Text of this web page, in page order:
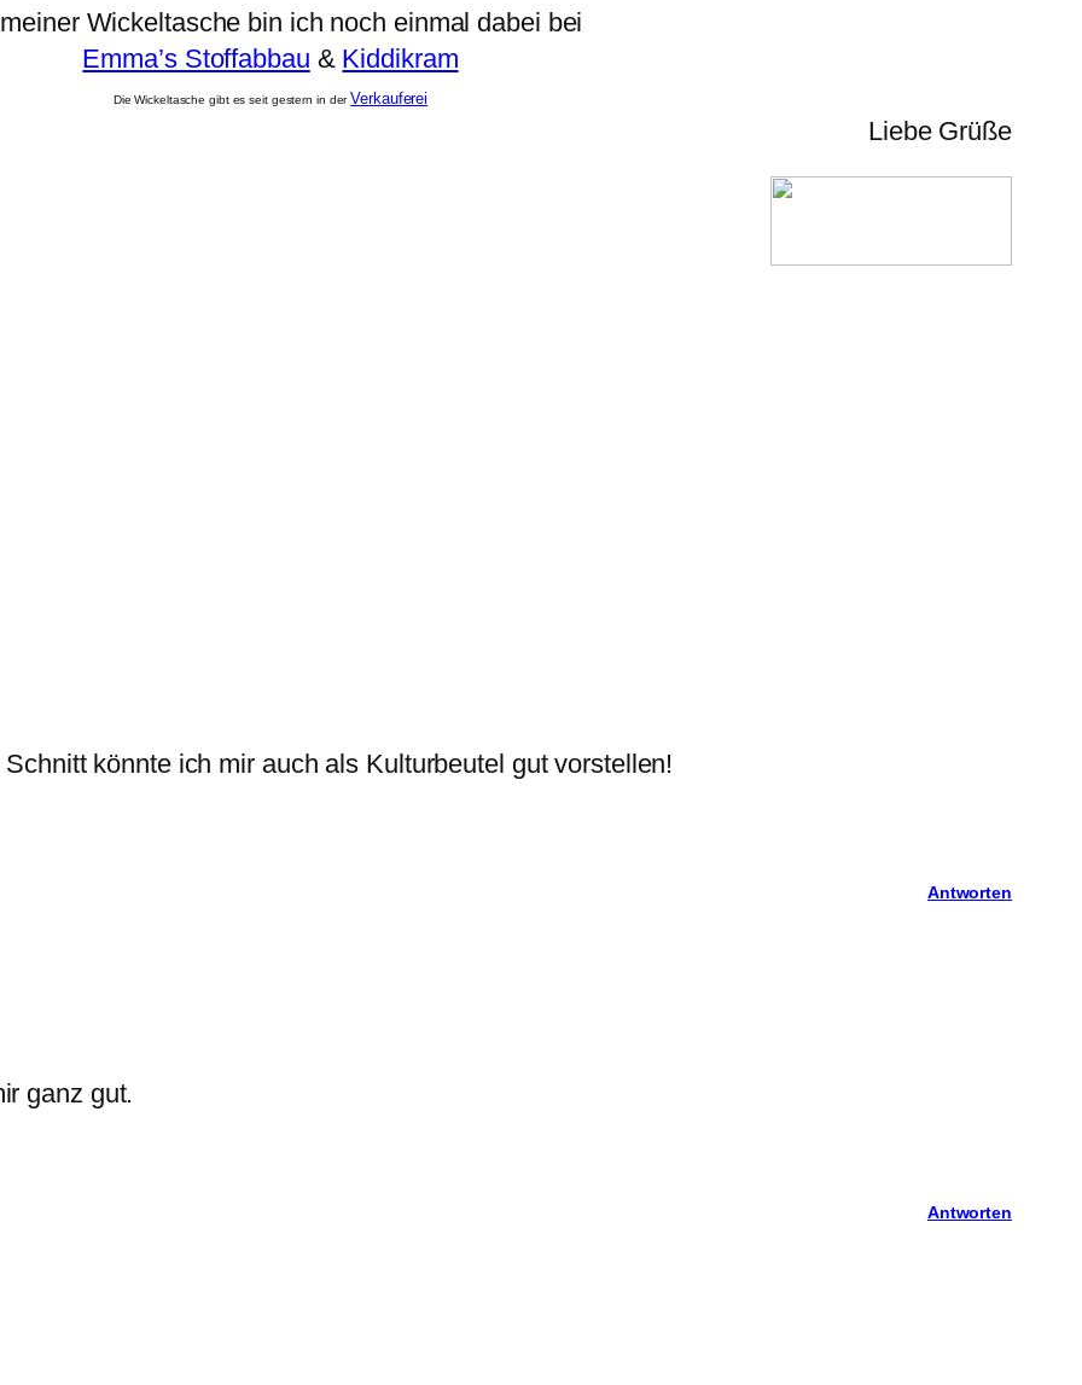
Wickeltasche bin ich noch einmal dabei bei
Emma’s Stoffabbau & Kiddikram
Die Wickeltasche gibt es seit gestern in der Verkauferei
Liebe Grüße
könnte ich mir auch als Kulturbeutel gut vorstellen!
Antworten
ganz gut.
Antworten